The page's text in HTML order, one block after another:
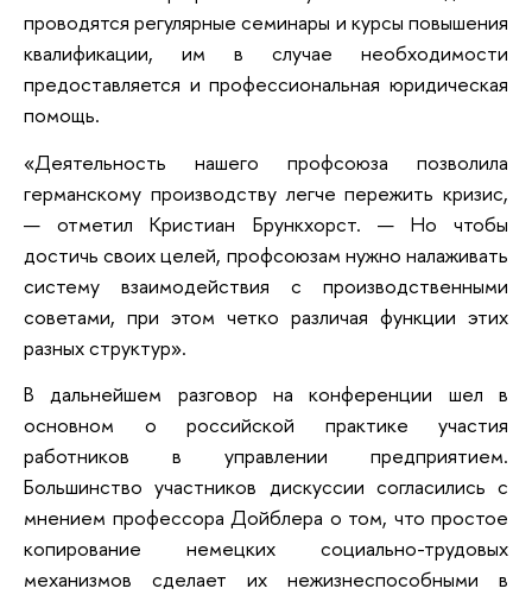
проводятся регулярные семинары и курсы повышения
квалификации, им в случае необходимости
предоставляется и профессиональная юридическая
помощь.
«Деятельность нашего профсоюза позволила
германскому производству легче пережить кризис,
— отметил Кристиан Брункхорст. — Но чтобы
достичь своих целей, профсоюзам нужно налаживать
систему взаимодействия с производственными
советами, при этом четко различая функции этих
разных структур».
В дальнейшем разговор на конференции шел в
основном о российской практике участия
работников в управлении предприятием.
Большинство участников дискуссии согласились с
мнением профессора Дойблера о том, что простое
копирование немецких социально-трудовых
механизмов сделает их нежизнеспособными в